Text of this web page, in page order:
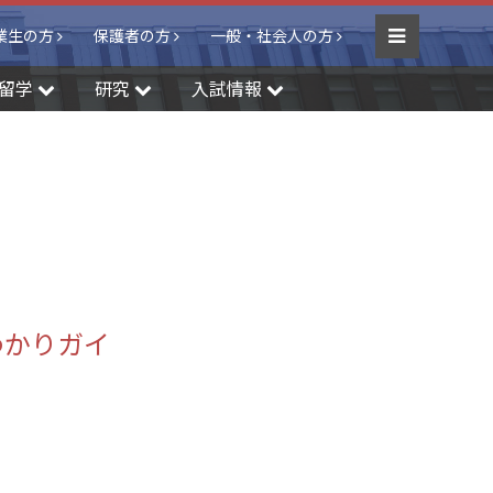
Menu
生の方 保護者の方 一般・社会人の方
学 研究 入試情報
りガイ